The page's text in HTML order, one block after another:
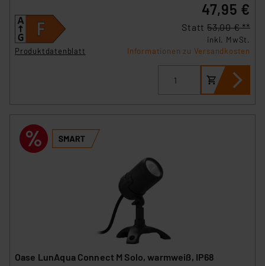
Produktdatenblatt
47,95 €
Statt 53,00 € **
inkl. MwSt.
Informationen zu Versandkosten
Oase LunAqua Connect M Solo, warmweiß, IP68